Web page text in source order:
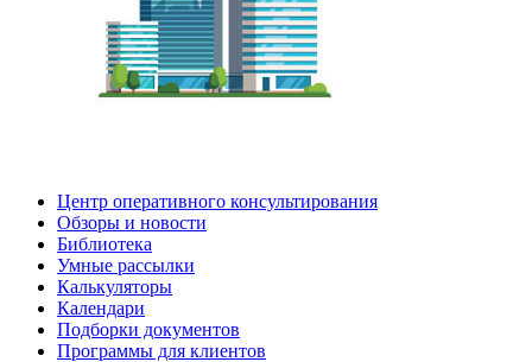
Центр оперативного консультирования
Обзоры и новости
Библиотека
Умные рассылки
Калькуляторы
Календари
Подборки документов
Программы для клиентов